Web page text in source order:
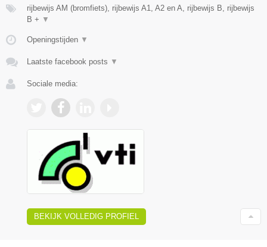
rijbewijs AM (bromfiets), rijbewijs A1, A2 en A, rijbewijs B, rijbewijs
B + ▼
Openingstijden ▼
Laatste facebook posts ▼
Sociale media:
BEKIJK VOLLEDIG PROFIEL